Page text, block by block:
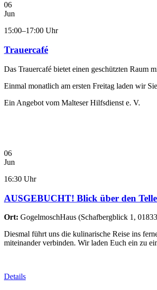
06
Jun
15:00–17:00 Uhr
Trauercafé
Das Trauercafé bietet einen geschützten Raum
Einmal monatlich am ersten Freitag laden wir
Ein Angebot vom Malteser Hilfsdienst e. V.
06
Jun
16:30 Uhr
AUSGEBUCHT! Blick über den
Ort: GogelmoschHaus (Schafbergblick 1,
Diesmal führt uns die kulinarische Reise ins
miteinander verbinden. Wir laden Euch ein zu
Details